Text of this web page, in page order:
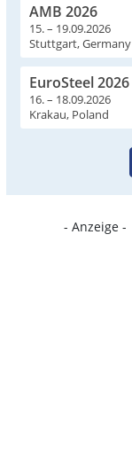
AMB 2026
15. – 19.09.2026
Stuttgart, Germany
EuroSteel 2026
16. – 18.09.2026
Krakau, Poland
- Anzeige -